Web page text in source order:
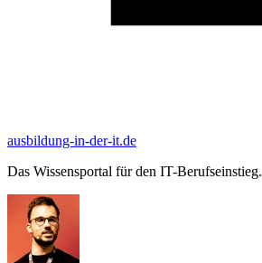
ausbildung-in-der-it.de
Das Wissensportal für den IT-Berufseinstieg.